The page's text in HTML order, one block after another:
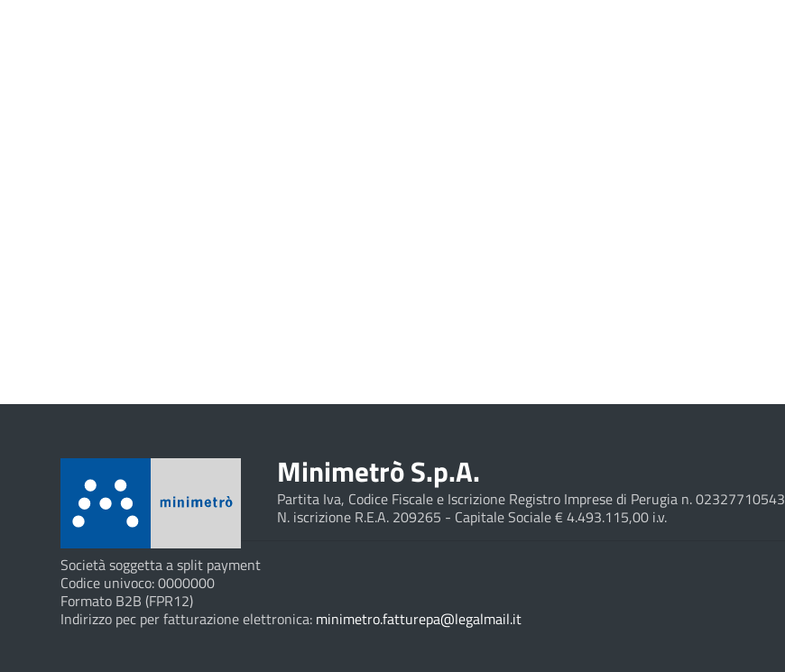
Minimetrò S.p.A.
Partita Iva, Codice Fiscale e Iscrizione Registro Imprese di Perugia n. 02327710543
N. iscrizione R.E.A. 209265 - Capitale Sociale € 4.493.115,00 i.v.
Società soggetta a split payment
Codice univoco: 0000000
Formato B2B (FPR12)
Indirizzo pec per fatturazione elettronica: minimetro.fatturepa@legalmail.it